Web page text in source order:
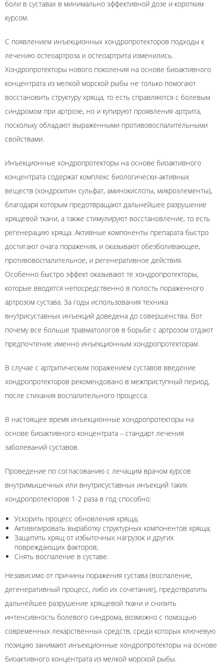
боли в суставах в минимально эффективной дозе и коротким
курсом.
С появлением инъекционных хондропротекторов подходы к
лечению остеоартроза и остеоартрита изменились.
Хондропротекторы нового поколения на основе биоактивного
концентрата из мелкой морской рыбы не только помогают
восстановить структуру хряща, то есть справляются с болевым
синдромом при артрозе, но и купируют проявления артрита,
поскольку обладают выраженными противовоспалительными
свойствами.
Инъекционные хондропротекторы на основе биоактивного
концентрата содержат комплекс биологически-активных
веществ (хондроитин сульфат, аминокислоты, микроэлементы),
благодаря которым предотвращают дальнейшее разрушение
хрящевой ткани, а также стимулируют восстановление, то есть
регенерацию хряща. Активные компоненты препарата быстро
достигают очага поражения, и оказывают обезболивающее,
противовоспалительное, и регенеративное действия.
Особенно быстро эффект оказывают те хондропротекторы,
которые вводятся непосредственно в полость пораженного
артрозом сустава. За годы использования техника
внутрисуставных инъекций доведена до совершенства. Вот
почему все больше травматологов в борьбе с артрозом отдают
предпочтение именно инъекционным хондропротекторам.
В случае с артритическим поражением суставов введение
хондропротекторов рекомендовано в межприступный период,
после стихания воспалительного процесса.
В настоящее время инъекционные хондропротекторы на
основе биоактивного концентрата – стандарт лечения
заболеваний суставов.
Проведение по согласованию с лечащим врачом курсов
внутримышечных или внутрисуставных инъекций таких
хондропротекторов 1-2 раза в год способно:
Ускорить процесс обновления хряща;
Активизировать выработку структурных компонентов хряща;
Защитить хрящ от избыточных нагрузок и других
повреждающих факторов;
Снять воспаление в суставе.
Независимо от причины поражения сустава (воспаление,
дегенеративный процесс, либо их сочетание), предотвратить
дальнейшее разрушение хрящевой ткани и снизить
интенсивность болевого синдрома, возможно с помощью
современных лекарственных средств, среди которых ключевую
позицию занимают инъекционные хондропротекторы на основе
биоактивного концентрата из мелкой морской рыбы.